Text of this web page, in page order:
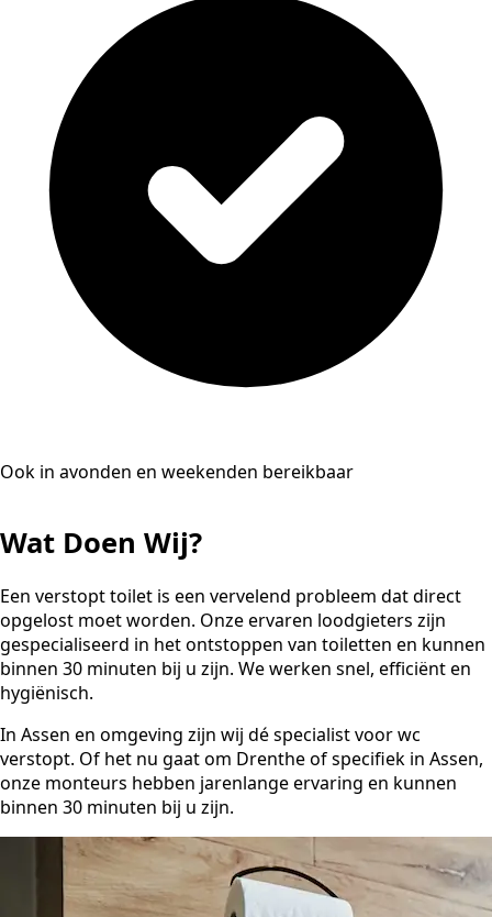
Ook in avonden en weekenden bereikbaar
Wat Doen Wij?
Een verstopt toilet is een vervelend probleem dat direct
opgelost moet worden. Onze ervaren loodgieters zijn
gespecialiseerd in het ontstoppen van toiletten en kunnen
binnen 30 minuten bij u zijn. We werken snel, efficiënt en
hygiënisch.
In Assen en omgeving zijn wij dé specialist voor wc
verstopt. Of het nu gaat om Drenthe of specifiek in Assen,
onze monteurs hebben jarenlange ervaring en kunnen
binnen 30 minuten bij u zijn.